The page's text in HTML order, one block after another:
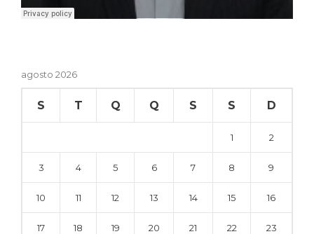
agosto 2026
S T Q Q S S D
1 2
3 4 5 6 7 8 9
10 11 12 13 14 15 16
17 18 19 20 21 22 23